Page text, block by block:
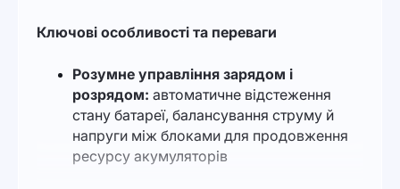
Ключові особливості та переваги
Розумне управління зарядом і
розрядом: автоматичне відстеження
стану батареї, балансування струму й
напруги між блоками для продовження
ресурсу акумуляторів